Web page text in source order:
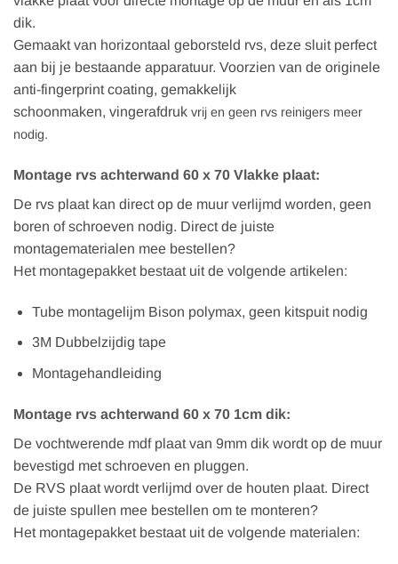
dik.
Gemaakt van horizontaal geborsteld rvs, deze sluit perfect
aan bij je bestaande apparatuur. Voorzien van de originele
anti-fingerprint coating, gemakkelijk
schoonmaken, vingerafdruk vrij en geen rvs reinigers meer
nodig.
Montage rvs achterwand 60 x 70 Vlakke plaat:
De rvs plaat kan direct op de muur verlijmd worden, geen
boren of schroeven nodig. Direct de juiste
montagematerialen mee bestellen?
Het montagepakket bestaat uit de volgende artikelen:
Tube montagelijm Bison polymax, geen kitspuit nodig
3M Dubbelzijdig tape
Montagehandleiding
Montage rvs achterwand 60 x 70 1cm dik:
De vochtwerende mdf plaat van 9mm dik wordt op de muur
bevestigd met schroeven en pluggen.
De RVS plaat wordt verlijmd over de houten plaat. Direct
de juiste spullen mee bestellen om te monteren?
Het montagepakket bestaat uit de volgende materialen: